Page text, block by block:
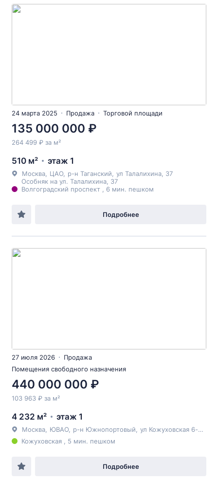
24 марта 2025 Продажа Торговой площади
135 000 000 ₽
264 499 ₽ за м²
510 м² этаж 1
Москва ЦАО р-н Таганский ул Талалихина , 37
Особняк на ул. Талалихина, 37
Волгоградский проспект , 6 мин. пешком
Подробнее
27 июля 2026
Продажа
Помещения свободного назначения
440 000 000 ₽
103 963 ₽ за м²
4 232 м² этаж 1
Москва ЮВАО р-н Южнопортовый ул Кожуховская 6-я , 26
Кожуховская , 5 мин. пешком
Подробнее